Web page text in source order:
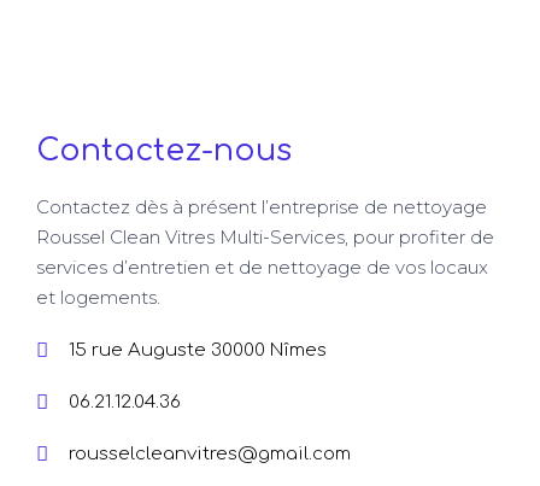
Contactez-nous
Contactez dès à présent l’entreprise de nettoyage
Roussel Clean Vitres Multi-Services, pour profiter de
services d’entretien et de nettoyage de vos locaux
et logements.
15 rue Auguste 30000 Nîmes
06.21.12.04.36
rousselcleanvitres@gmail.com